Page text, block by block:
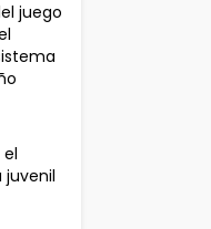
juego
juvenil